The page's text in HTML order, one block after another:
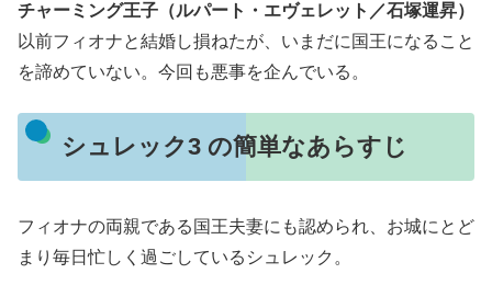
チャーミング王子（ルパート・エヴェレット／石塚運昇）
以前フィオナと結婚し損ねたが、いまだに国王になること
を諦めていない。今回も悪事を企んでいる。
シュレック3 の簡単なあらすじ
フィオナの両親である国王夫妻にも認められ、お城にとど
まり毎日忙しく過ごしているシュレック。